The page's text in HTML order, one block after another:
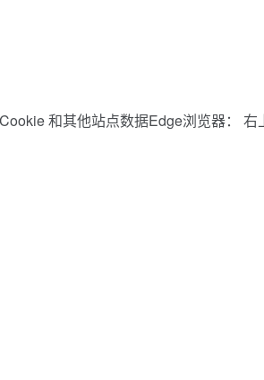
和其他站点数据Edge浏览器：